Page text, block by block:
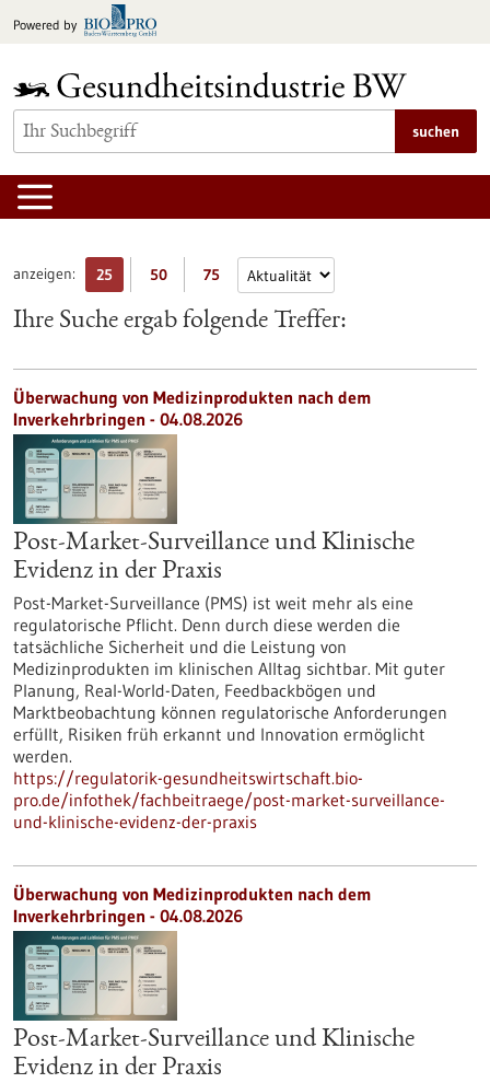
Inhalt
Powered by
suchen
anzeigen: 25 50 75
Ihre Suche ergab folgende Treffer:
Überwachung von Medizinprodukten nach dem
Inverkehrbringen - 04.08.2026
Post-Market-Surveillance und Klinische
Evidenz in der Praxis
Post-Market-Surveillance (PMS) ist weit mehr als eine
regulatorische Pflicht. Denn durch diese werden die
tatsächliche Sicherheit und die Leistung von
Medizinprodukten im klinischen Alltag sichtbar. Mit guter
Planung, Real-World-Daten, Feedbackbögen und
Marktbeobachtung können regulatorische Anforderungen
erfüllt, Risiken früh erkannt und Innovation ermöglicht
werden.
https://regulatorik-gesundheitswirtschaft.bio-
pro.de/infothek/fachbeitraege/post-market-surveillance-
und-klinische-evidenz-der-praxis
Überwachung von Medizinprodukten nach dem
Inverkehrbringen - 04.08.2026
Post-Market-Surveillance und Klinische
Evidenz in der Praxis